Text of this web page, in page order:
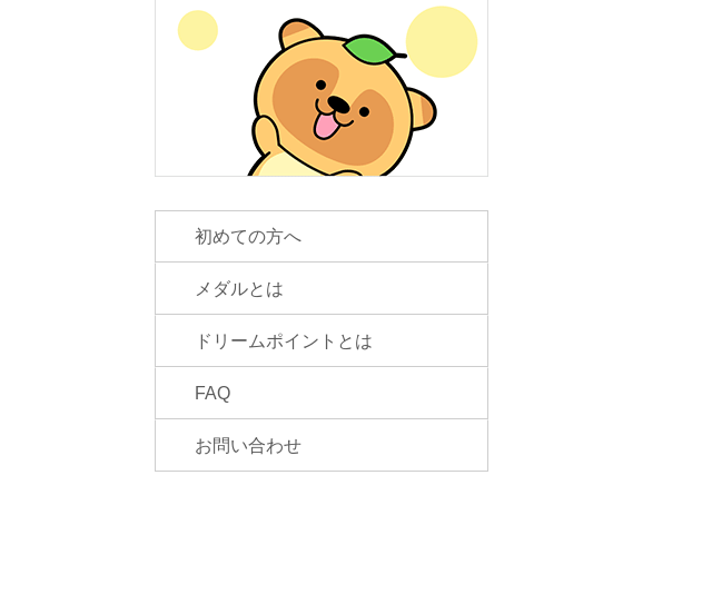
初めての方へ
メダルとは
ドリームポイントとは
FAQ
お問い合わせ